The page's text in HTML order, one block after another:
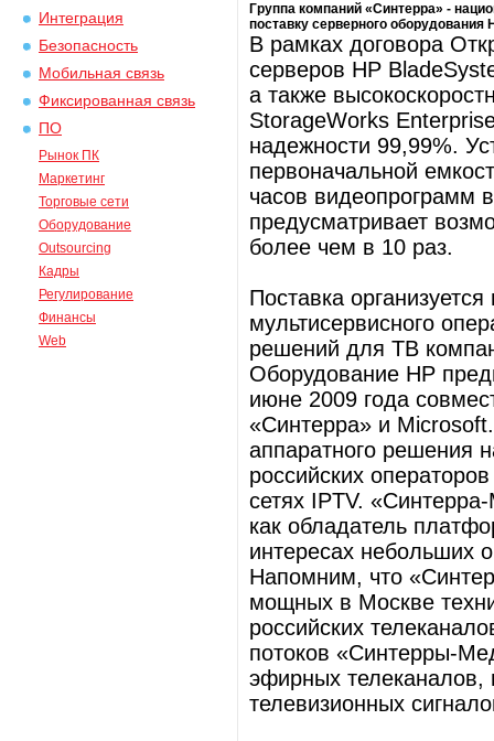
Интеграция
Безопасность
Мобильная связь
Фиксированная связь
ПО
Рынок ПК
Маркетинг
Торговые сети
Оборудование
Outsourcing
Кадры
Регулирование
Финансы
Web
Группа компаний «Синтерра» -
поставку серверного
В рамках договора
серверов HP
а также
StorageWorks
надежности 99,99%.
первоначальной
часов видеопрограмм
предусматривает
более чем в 10 раз.
Поставка
мультисервисного
решений для ТВ
Оборудование HP
июне 2009 года
«Синтерра» и
аппаратного решения
российских
сетях IPTV.
как обладатель
интересах небольших
Напомним, что
мощных в Москве
российских
потоков «Синтерры-
эфирных телеканалов,
телевизионных